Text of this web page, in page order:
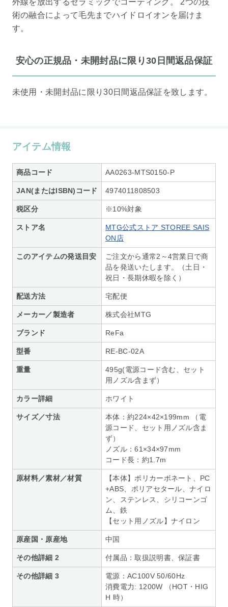
外線を放出するセラミックでコーティング。 2つの技
術の融合によって毛先までハイドロイオンを届けま
す。
安心の正規品・未開封品に限り30日間返品保証
未使用・未開封品に限り30日間返品保証を致します。
アイテム情報
商品コード AA0263-MTS0150-P
JAN(またはISBN)コード 4974011808503
税区分 ※10%対象
ストア名
MTG公式ストア STOREE SAIS
ON店
このアイテムの発送目安
ご注文から通常2～4営業日で商
品を発送いたします。（土日・
祝日・長期休暇を除く）
配送方法 宅配便
メーカー／製造者 株式会社MTG
ブランド ReFa
型番 RE-BC-02A
重量
495g(電源コード含む、セット
用ノズル含まず）
カラー詳細 ホワイト
サイズ／寸法
本体：約224×42×199mm （電
源コード、セット用ノズル含ま
ず）
ノズル：61×34×97mm
コード長：約1.7m
原材料／素材／材質
【本体】ポリカーボネート、PC
+ABS、ポリアセタール、ナイロ
ン、ステンレス、シリコーンゴ
ム、鉄
【セット用ノズル】ナイロン
原産国・原産地 中国
その他詳細 2 付属品：取扱説明書、保証書
その他詳細 3
電源：AC100V 50/60Hz
消費電力: 1200W （HOT・HIG
H 時）